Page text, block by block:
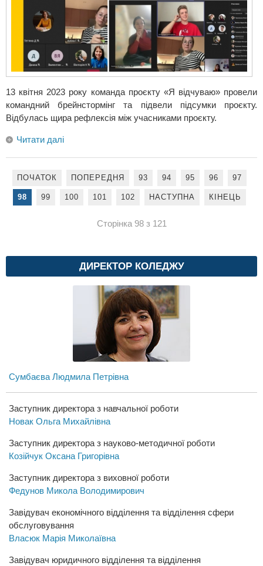
13 квітня 2023 року команда проєкту «Я відчуваю» провели
командний брейнстормінг та підвели підсумки проєкту.
Відбулась щира рефлексія між учасниками проєкту.
Читати далі
ПОЧАТОК ПОПЕРЕДНЯ 93 94 95 96 97
98 99 100 101 102 НАСТУПНА КІНЕЦЬ
Сторінка 98 з 121
ДИРЕКТОР КОЛЕДЖУ
Сумбаєва Людмила Петрівна
Заступник директора з навчальної роботи
Новак Ольга Михайлівна
Заступник директора з науково-методичної роботи
Козійчук Оксана Григорівна
Заступник директора з виховної роботи
Федунов Микола Володимирович
Завідувач економічного відділення та відділення сфери
обслуговування
Власюк Марія Миколаївна
Завідувач юридичного відділення та відділення